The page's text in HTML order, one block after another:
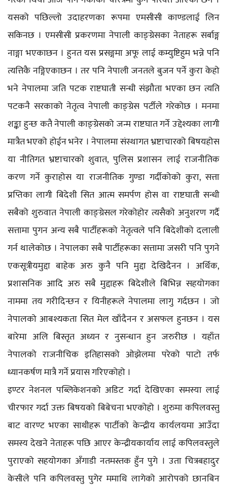
यसको पछिल्लो उदाहरणका रूपमा एमसीसी काण्डलाई लिन
सकिनछ । एमसीसी प्रकरणमा नेपाली काङ्ग्रेसका नेताहरू सर्बाङ्ग
नाङ्गा भएकाछन । हुनत यस प्रसङ्गमा अफू लाई कम्युष्टिहुम भन्ने पनि
त्यत्तिकै नङ्गिएकाछन । तर पनि नेपाली जनतले बुजन पर्ने कुरा केहो
भने नेपालमा जति पटक राष्टघाती सन्धी संझौता भएका छन त्यति
पटकनै सरकाको नेतृत्व नेपाली काङ्ग्रेस पर्टीले गरेकोछ । मनमा
शङ्का हुन्छ कतै नेपाली काङ्ग्रेसको जन्म राष्टघात गर्ने उद्देश्यका लागी
मात्रैत भएको होईन भनेर । नेपालमा संस्थागत भ्रष्टाचारको बिषयहोस
या नीतिगत भ्रष्टाचारको शुवात, पुलिस प्रशासन लाई राजनीतिक
करण गर्ने कुराहोस या राजनीतिक गुण्डा गर्दीकोको कुरा, सत्ता
प्रप्तिका लागी बिदेशी सित आत्म समर्पण होस वा राष्टघाती सन्धी
सबैको शुरुवात नेपाली काङ्ग्रेसल गरेकोहोर त्यसैको अनुशरण गर्दै
सत्तामा पुगन अन्य सबै पार्टीहरूको नेतृत्वले पनि बिदेशीको दलाली
गर्न थालेकोछ । नेपालका सबै पार्टीहरूका सत्तामा जसरी पनि पुगने
एकसूत्रीयमुद्दा बाहेक अरु कुनै पनि मुद्दा देखिदैनन । अर्थिक,
प्रशासनिक आदि अरु सबै मुद्दाहरू बिदेशीले बिभिन्न सहयोगका
नाममा तय गरीदिन्छन र यिनीहरूले नेपालमा लागु गर्दछन । जो
नेपालको आबश्यकता सित मेल खाँदैनन र असफल हुनछन । यस
बारेमा अलि बिस्तृत अध्यन र नुसन्धान हुन जरुरीछ । यहाँत
नेपालको राजनीचिक इतिहासको ओझेलमा परेको पाटो तर्फ
ध्यानकर्षण मात्रै गर्ने प्रयास गरिएकोहो ।
इण्टर नेशनल पब्लिकेशनको अडिट गर्दा देखिएका समस्या लाई
चीरफार गर्दा उक्त बिषयको बिबेचना भएकोहो । शुरुमा कपिलवस्तु
बाट वारण्ट भएका साथीहरू पार्टीको केन्द्रीय कार्यलयमा आउँदा
समस्य देखने नेताहरू पछि आएर केन्द्रीयकार्याय लाई कपिलवस्तुले
पुराएको सहयोगका अँगाडी नतमस्तक हुँन पुगे । उता चित्रबहादुर
केसीले पनि कपिलवस्तु पुगेर ममाथि लागेको आरोपको छानबिन